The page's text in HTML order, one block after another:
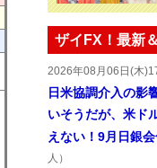
ザイFX！最新
2026年08月06日(木
日米協調介入の影
いそうだが、米ド
えない！9月日銀
人）